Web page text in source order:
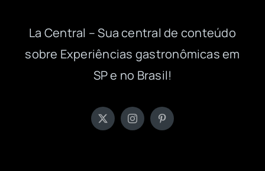
La Central – Sua central de conteúdo
sobre Experiências gastronômicas em
SP e no Brasil!